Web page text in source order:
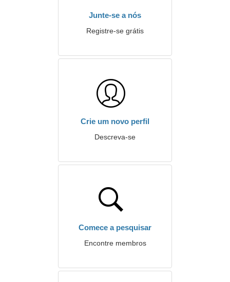
Junte-se a nós
Registre-se grátis
Crie um novo perfil
Descreva-se
Comece a pesquisar
Encontre membros